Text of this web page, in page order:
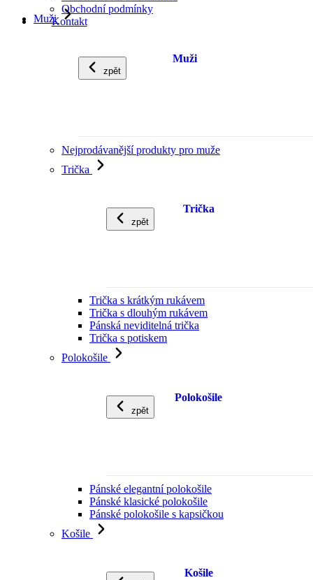
Obchodní podmínky
Kontakt
Muži
zpět
Muži
Nejprodávanější produkty pro muže
Trička
zpět
Trička
Trička s krátkým rukávem
Trička s dlouhým rukávem
Pánská neviditelná trička
Trička s potiskem
Polokošile
zpět
Polokošile
Pánské elegantní polokošile
Pánské klasické polokošile
Pánské polokošile s kapsičkou
Košile
Košile